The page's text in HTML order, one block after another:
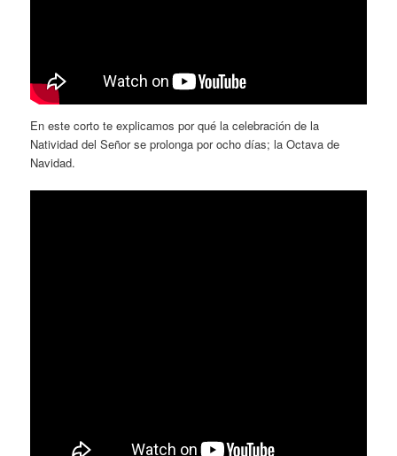
En este corto te explicamos por qué la celebración de la
Natividad del Señor se prolonga por ocho días; la Octava de
Navidad.